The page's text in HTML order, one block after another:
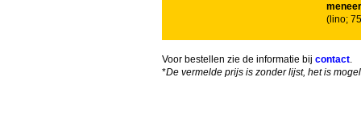
(lino;
Voor bestellen zie de informatie bij contact.
*De vermelde prijs is zonder lijst, het is